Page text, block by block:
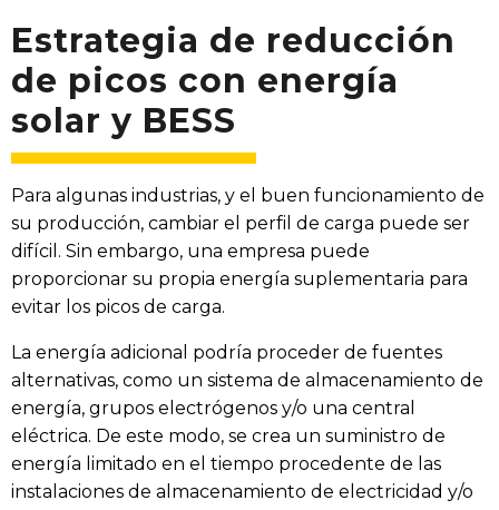
Estrategia de reducción
de picos con energía
solar y BESS
Para algunas industrias, y el buen funcionamiento de
su producción, cambiar el perfil de carga puede ser
difícil. Sin embargo, una empresa puede
proporcionar su propia energía suplementaria para
evitar los picos de carga.
La energía adicional podría proceder de fuentes
alternativas, como un sistema de almacenamiento de
energía, grupos electrógenos y/o una central
eléctrica. De este modo, se crea un suministro de
energía limitado en el tiempo procedente de las
instalaciones de almacenamiento de electricidad y/o